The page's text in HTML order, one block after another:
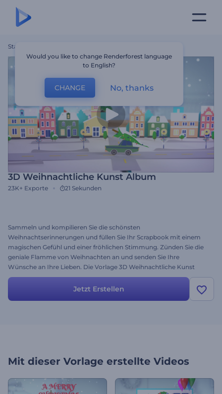
Startseite
3D Weihnachtliche Kunst Album
23K+ Exporte 21 Sekunden
Sammeln und kompilieren Sie die schönsten
Weihnachtserinnerungen und füllen Sie Ihr Scrapbook mit einem
magischen Gefühl und einer fröhlichen Stimmung. Zünden Sie die
geniale Flamme von Weihnachten an und senden Sie Ihre
Wünsche an Ihre Lieben. Die Vorlage 3D Weihnachtliche Kunst
Album wird Ihre Firmen- / Firmengrüße oder Familienfeiern in ein
beeindruckendes Fotoalbum mit Weihnachtswundern, visuellen
Effekten und Märchenübergängen übertragen. Senden und
Jetzt Erstellen
Mit dieser Vorlage erstellte Videos
Would you like to change Renderforest language
to English?
CHANGE No, thanks